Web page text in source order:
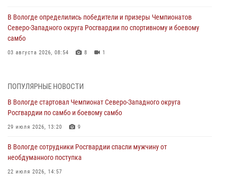
В Вологде определились победители и призеры Чемпионатов
Северо-Западного округа Росгвардии по спортивному и боевому
самбо
03 августа 2026, 08:54 8 1
ОХРАНЫ РОСГВАРДИИ В ВОЛОГОДСКОЙ ОБЛАСТИ ЗАДЕРЖАНО 23
02 августа 2026, 10:37
Росгвардейцы в г. Соколе задержали несовершеннолетнего
31 июля 2026, 06:43
В Вологде стартовал Чемпионат Северо-Западного округа
ПОПУЛЯРНЫЕ НОВОСТИ
В Вологде стартовал Чемпионат Северо-Западного округа
Росгвардии по самбо и боевому самбо
29 июля 2026, 13:20 9
В Вологде сотрудники Росгвардии спасли мужчину от
необдуманного поступка
22 июля 2026, 14:57